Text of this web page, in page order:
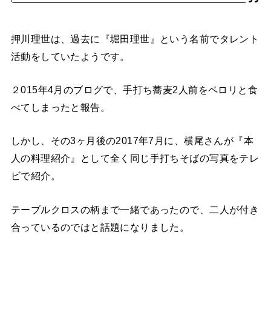
押川理世は、過去に『堀田理世』という名前でタレント
活動をしていたようです。
２015年4月のブログで、手打ち蕎麦2人前をペロリと食
べてしまったと報告。
しかし、その3ヶ月後の2017年7月に、横尾さんが『本
人の料理紹介』として全く同じ手打ちそばの写真をテレ
ビで紹介。
テーブルクロスの柄まで一緒であったので、二人が付き
合っているのではと話題になりました。